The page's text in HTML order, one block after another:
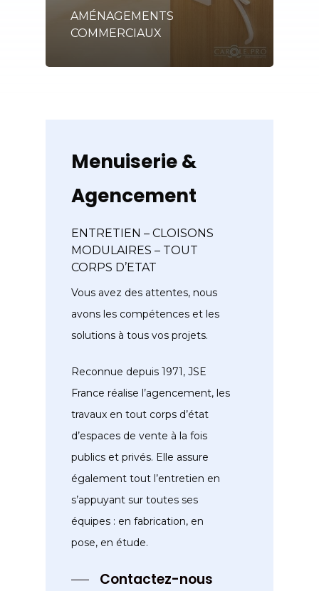
AMÉNAGEMENTS
COMMERCIAUX
Menuiserie&
Agencement
ENTRETIEN – CLOISONS
MODULAIRES – TOUT
CORPS D’ETAT
Vous avez des attentes, nous
avons les compétences et les
solutions à tous vos projets.
Reconnue depuis 1971, JSE
France réalise l’agencement, les
travaux en tout corps d’état
d’espaces de vente à la fois
publics et privés. Elle assure
également tout l’entretien en
s’appuyant sur toutes ses
équipes : en fabrication, en
pose, en étude.
Contactez-nous